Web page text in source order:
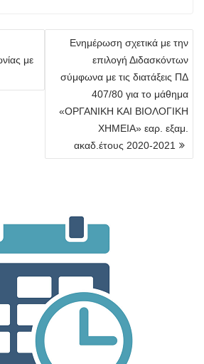
με
Ενημέρωση σχετικά με την
επιλογή Διδασκόντων
σύμφωνα με τις διατάξεις ΠΔ
407/80 για το μάθημα
«ΟΡΓΑΝΙΚΗ ΚΑΙ ΒΙΟΛΟΓΙΚΗ
ΧΗΜΕΙΑ» εαρ. εξαμ.
ακαδ.έτους 2020-2021